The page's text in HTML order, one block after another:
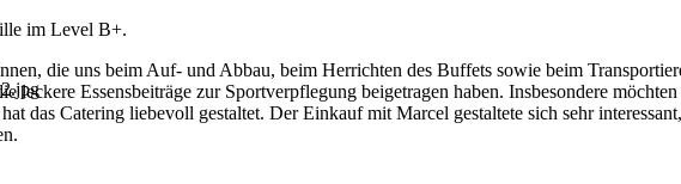
im Level B+.
die uns beim Auf- und Abbau, beim Herrichten des Buffets sowie beim
leckere Essensbeiträge zur Sportverpflegung beigetragen haben. Insbesondere
das Catering liebevoll gestaltet. Der Einkauf mit Marcel gestaltete sich sehr